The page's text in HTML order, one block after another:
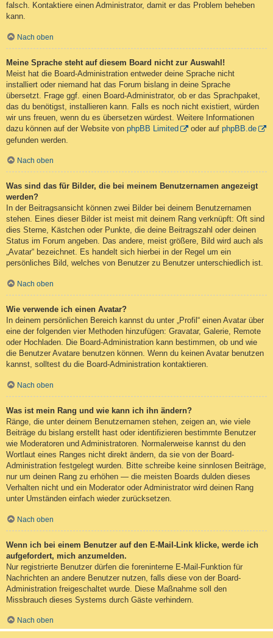
falsch. Kontaktiere einen Administrator, damit er das Problem beheben
kann.
Nach oben
Meine Sprache steht auf diesem Board nicht zur Auswahl!
Meist hat die Board-Administration entweder deine Sprache nicht
installiert oder niemand hat das Forum bislang in deine Sprache
übersetzt. Frage ggf. einen Board-Administrator, ob er das Sprachpaket,
das du benötigst, installieren kann. Falls es noch nicht existiert, würden
wir uns freuen, wenn du es übersetzen würdest. Weitere Informationen
dazu können auf der Website von phpBB Limited oder auf phpBB.de
gefunden werden.
Nach oben
Was sind das für Bilder, die bei meinem Benutzernamen angezeigt
werden?
In der Beitragsansicht können zwei Bilder bei deinem Benutzernamen
stehen. Eines dieser Bilder ist meist mit deinem Rang verknüpft: Oft sind
dies Sterne, Kästchen oder Punkte, die deine Beitragszahl oder deinen
Status im Forum angeben. Das andere, meist größere, Bild wird auch als
„Avatar“ bezeichnet. Es handelt sich hierbei in der Regel um ein
persönliches Bild, welches von Benutzer zu Benutzer unterschiedlich ist.
Nach oben
Wie verwende ich einen Avatar?
In deinem persönlichen Bereich kannst du unter „Profil“ einen Avatar über
eine der folgenden vier Methoden hinzufügen: Gravatar, Galerie, Remote
oder Hochladen. Die Board-Administration kann bestimmen, ob und wie
die Benutzer Avatare benutzen können. Wenn du keinen Avatar benutzen
kannst, solltest du die Board-Administration kontaktieren.
Nach oben
Was ist mein Rang und wie kann ich ihn ändern?
Ränge, die unter deinem Benutzernamen stehen, zeigen an, wie viele
Beiträge du bislang erstellt hast oder identifizieren bestimmte Benutzer
wie Moderatoren und Administratoren. Normalerweise kannst du den
Wortlaut eines Ranges nicht direkt ändern, da sie von der Board-
Administration festgelegt wurden. Bitte schreibe keine sinnlosen Beiträge,
nur um deinen Rang zu erhöhen — die meisten Boards dulden dieses
Verhalten nicht und ein Moderator oder Administrator wird deinen Rang
unter Umständen einfach wieder zurücksetzen.
Nach oben
Wenn ich bei einem Benutzer auf den E-Mail-Link klicke, werde ich
aufgefordert, mich anzumelden.
Nur registrierte Benutzer dürfen die foreninterne E-Mail-Funktion für
Nachrichten an andere Benutzer nutzen, falls diese von der Board-
Administration freigeschaltet wurde. Diese Maßnahme soll den
Missbrauch dieses Systems durch Gäste verhindern.
Nach oben